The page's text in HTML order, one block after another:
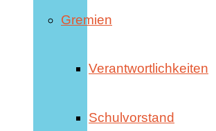
Gremien
Verantwortlichkeiten
Schulvorstand